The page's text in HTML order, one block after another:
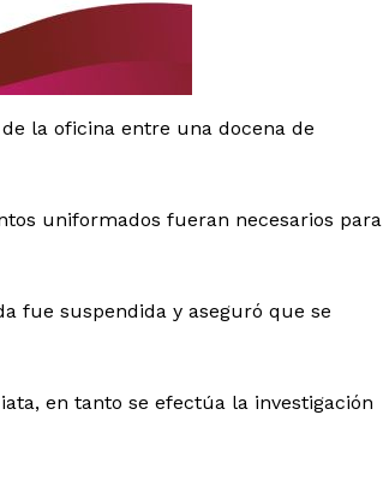
Empresa
Información Propietaria / Financiación
la oficina entre una docena de
uniformados fueran necesarios para
fue suspendida y aseguró que se
en tanto se efectúa la investigación